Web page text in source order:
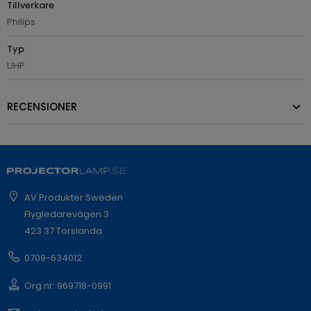
Tillverkare
Philips
Typ
UHP
RECENSIONER
AV Produkter Sweden
Flygledarevägen 3
423 37 Torslanda
0709-634012
Org.nr: 969718-0991